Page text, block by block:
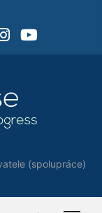
Instagram
(spolupráce)